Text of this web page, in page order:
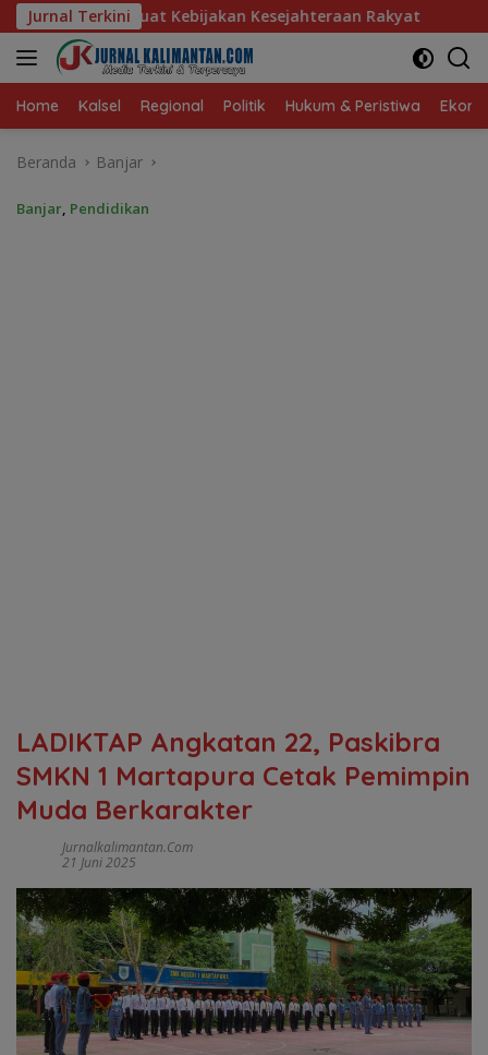
Langsung
ke
konten
Jurnal Terkini
Kesejahteraan Rakyat Baru 10 Persen, Aktivasi
Home Kalsel Regional Politik Hukum & Peristiwa
Beranda Banjar
Banjar, Pendidikan
LADIKTAP Angkatan 22, Paskibra
SMKN 1 Martapura Cetak Pemimpin
Muda Berkarakter
Jurnalkalimantan.com
21 Juni 2025